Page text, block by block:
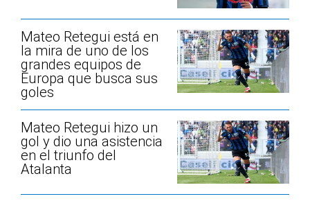
Mateo Retegui está en
la mira de uno de los
grandes equipos de
Europa que busca sus
goles
Mateo Retegui hizo un
gol y dio una asistencia
en el triunfo del
Atalanta